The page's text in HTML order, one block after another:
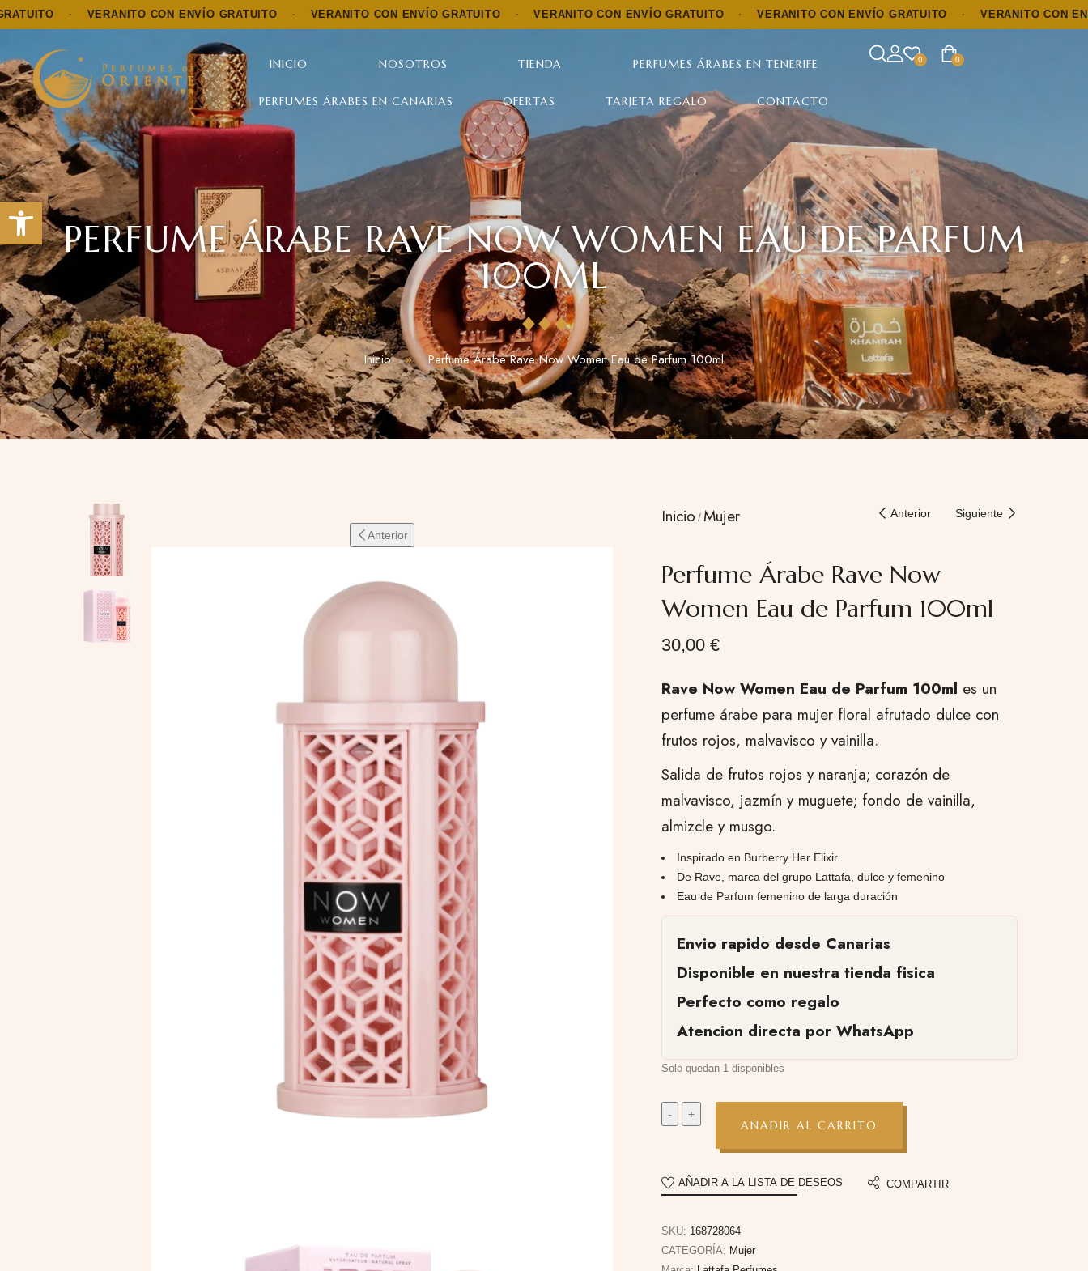
Abrir barra de herramientas
VERANITO CON ENVÍO GRATUITO · VERANITO CON ENVÍO GRATUITO · VERANITO CON ENVÍO GRATUITO · VERANITO CON ENVÍO GRATUITO · VERANITO CON ENVÍO
INICIO NOSOTROS TIENDA PERFUMES ÁRABES EN TENERIFE
PERFUMES ÁRABES EN CANARIAS OFERTAS TARJETA REGALO CONTACTO
0
0
PERFUME ÁRABE RAVE NOW WOMEN EAU DE PARFUM
100ML
Inicio Perfume Árabe Rave Now Women Eau de Parfum 100ml
Anterior
Inicio Mujer Anterior Siguiente
Perfume Árabe Rave Now
Women Eau de Parfum 100ml
30,00 €
Rave Now Women Eau de Parfum 100ml es un
perfume árabe para mujer floral afrutado dulce con
frutos rojos, malvavisco y vainilla.
Salida de frutos rojos y naranja; corazón de
malvavisco, jazmín y muguete; fondo de vainilla,
almizcle y musgo.
Inspirado en Burberry Her Elixir
De Rave, marca del grupo Lattafa, dulce y femenino
Eau de Parfum femenino de larga duración
Envio rapido desde Canarias
Disponible en nuestra tienda fisica
Perfecto como regalo
Atencion directa por WhatsApp
Solo quedan 1 disponibles
AÑADIR AL CARRITO
AÑADIR A LA LISTA DE DESEOS COMPARTIR
SKU: 168728064
CATEGORÍA: Mujer